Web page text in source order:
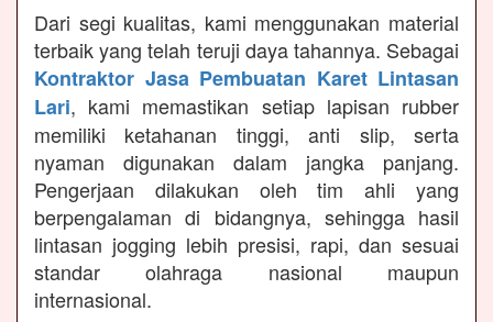
Dari segi kualitas, kami menggunakan material
terbaik yang telah teruji daya tahannya. Sebagai
Kontraktor Jasa Pembuatan Karet Lintasan
Lari, kami memastikan setiap lapisan rubber
memiliki ketahanan tinggi, anti slip, serta
nyaman digunakan dalam jangka panjang.
Pengerjaan dilakukan oleh tim ahli yang
berpengalaman di bidangnya, sehingga hasil
lintasan jogging lebih presisi, rapi, dan sesuai
standar olahraga nasional maupun
internasional.